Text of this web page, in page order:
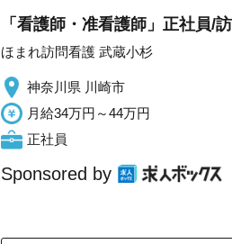
「看護師・准看護師」正社員/
ほまれ訪問看護 武蔵小杉
神奈川県 川崎市
月給34万円～44万円
正社員
Sponsored by